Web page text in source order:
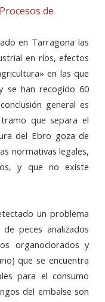
de
en Tarragona las
en ríos, efectos
en las que
se han recogido 60
general es
que separa el
del Ebro goza de
normativas legales,
y que no existe
un problema
peces analizados
organoclorados y
que se encuentra
para el consumo
del embalse son